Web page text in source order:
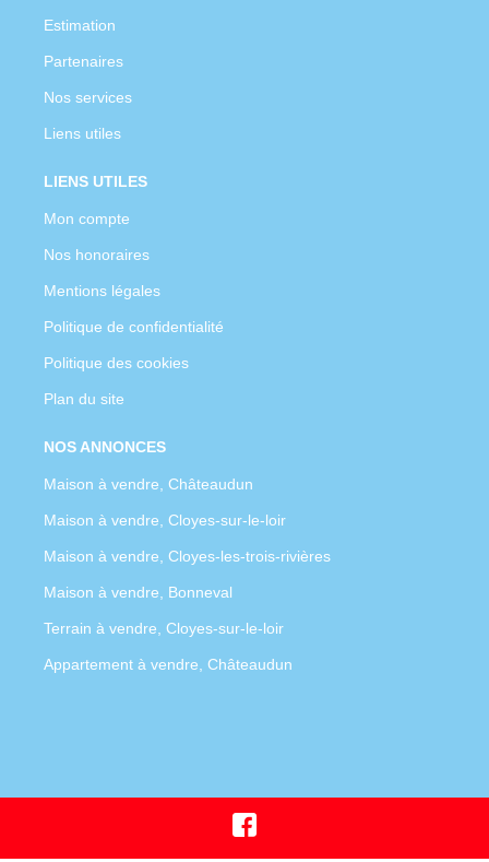
Estimation
Partenaires
Nos services
Liens utiles
LIENS UTILES
Mon compte
Nos honoraires
Mentions légales
Politique de confidentialité
Politique des cookies
Plan du site
NOS ANNONCES
Maison à vendre, Châteaudun
Maison à vendre, Cloyes-sur-le-loir
Maison à vendre, Cloyes-les-trois-rivières
Maison à vendre, Bonneval
Terrain à vendre, Cloyes-sur-le-loir
Appartement à vendre, Châteaudun